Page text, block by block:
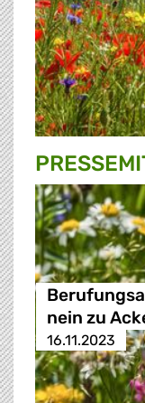
nein zu
16.11.2023